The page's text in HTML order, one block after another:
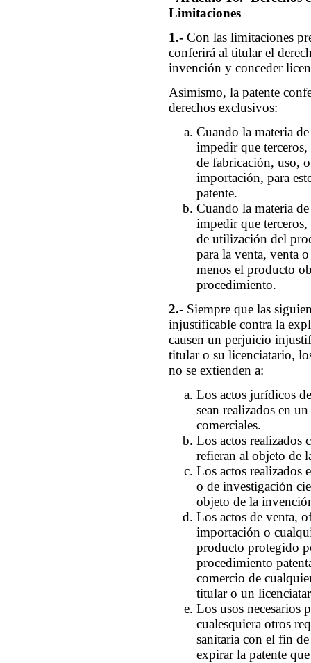
Limitaciones
1.- Con las limitaciones
conferirá al titular el
invención y conceder
Asimismo, la patente
derechos exclusivos:
Cuando la materia
impedir que
de fabricación, uso,
importación, para
patente.
Cuando la materia
impedir que
de utilización del
para la venta, venta
menos el producto
procedimiento.
2.- Siempre que las
injustificable contra la
causen un perjuicio
titular o su licenciatario,
no se extienden a:
Los actos jurídicos
sean realizados en
comerciales.
Los actos realizados
refieran al objeto de
Los actos realizados
o de investigación
objeto de la
Los actos de venta,
importación o
producto protegido
procedimiento
comercio de
titular o un
Los usos necesarios
cualesquiera otros
sanitaria con el fin
expirar la patente